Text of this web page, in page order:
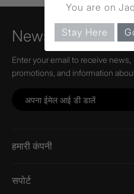
Newsletter
Enter your email to receive news,
promotions, and information
हमारी कंपनी
सपोर्ट
You are on
Stay Here